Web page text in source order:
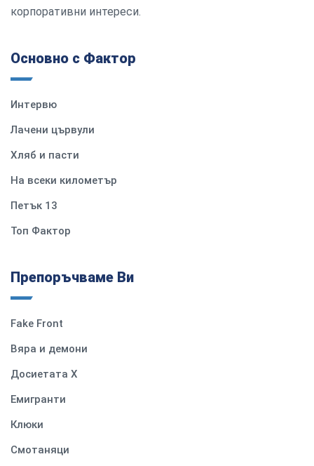
корпоративни интереси.
Основно с Фактор
Интервю
Лачени цървули
Хляб и пасти
На всеки километър
Петък 13
Топ Фактор
Препоръчваме Ви
Fake Front
Вяра и демони
Досиетата Х
Емигранти
Клюки
Смотаняци